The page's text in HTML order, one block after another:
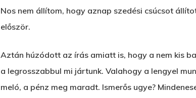
Nos nem állítom, hogy aznap szedési csúcsot
először.
Aztán húzódott az írás amiatt is, hogy a nem kis
a legrosszabbul mi jártunk. Valahogy a lengyel
meló, a pénz meg maradt. Ismerős ugye?